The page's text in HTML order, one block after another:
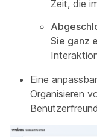
Zeit, die
Sie ganz
Eine
Organisieren